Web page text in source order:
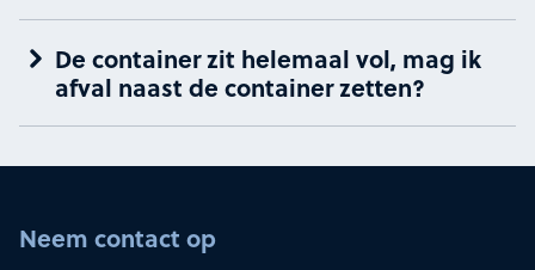
De container zit helemaal vol, mag ik
afval naast de container zetten?
Neem contact op